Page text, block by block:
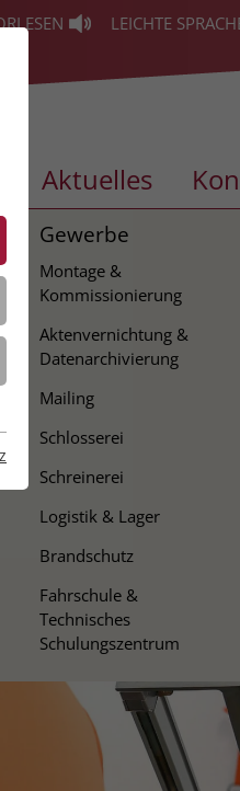
LEICHTE
Aktuelles
Gewerbe
Montage &
Kommissionierung
Aktenvernichtung &
Datenarchivierung
Mailing
Schlosserei
Schreinerei
Logistik & Lager
Brandschutz
Fahrschule &
Technisches
Schulungszentrum